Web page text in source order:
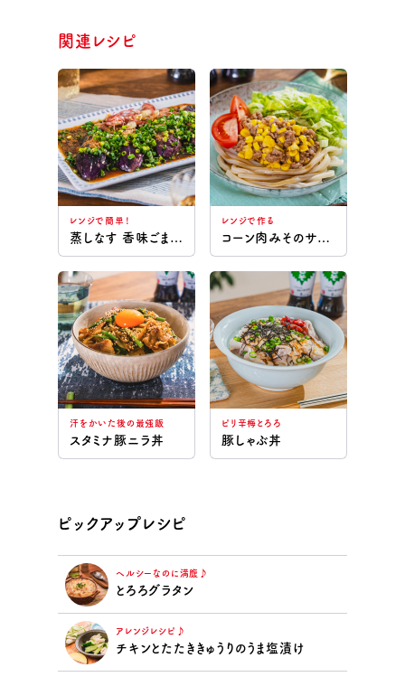
関連レシピ
レンジで簡単！
蒸しなす 香味ごまだれ
レンジで作る
コーン肉みそのサラダうどん
汗をかいた後の最強飯
スタミナ豚ニラ丼
ピリ辛梅とろろ
豚しゃぶ丼
ピックアップレシピ
ヘルシーなのに満腹♪
とろろグラタン
アレンジレシピ♪
チキンとたたききゅうりのうま塩漬け